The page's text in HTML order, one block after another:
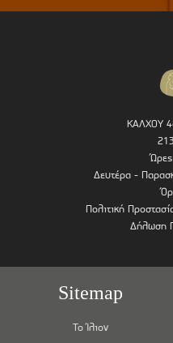
ΚΑΛΧΟΥ
Ώρες
Δευτέρα -
Πολιτική
Δήλωση
Sitemap
Το Ίλιον